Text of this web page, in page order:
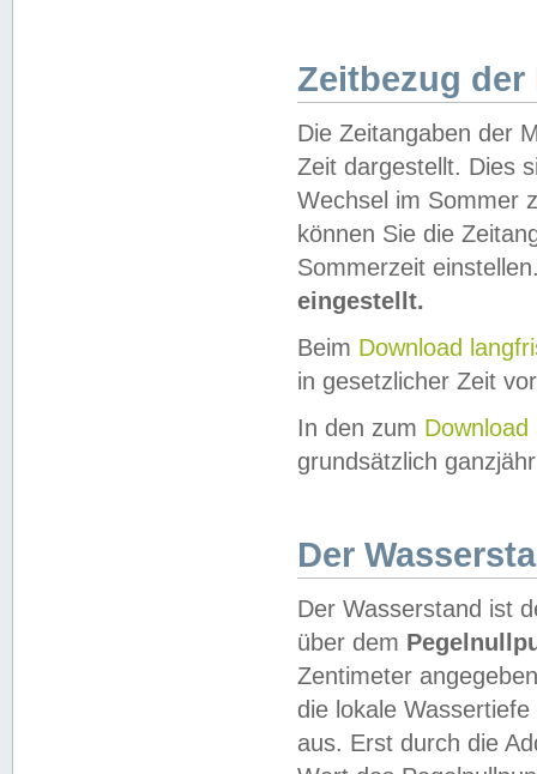
Zeitbezug der
Die Zeitangaben der
Zeit dargestellt. Dies
Wechsel im Sommer
können Sie die
Sommerzeit
eingestellt.
Beim Download
in gesetzlicher Zeit
In den zum Download
grundsätzlich
Der
Der Wasserstand ist
über dem
Zentimeter
die lokale
aus. Erst durch die